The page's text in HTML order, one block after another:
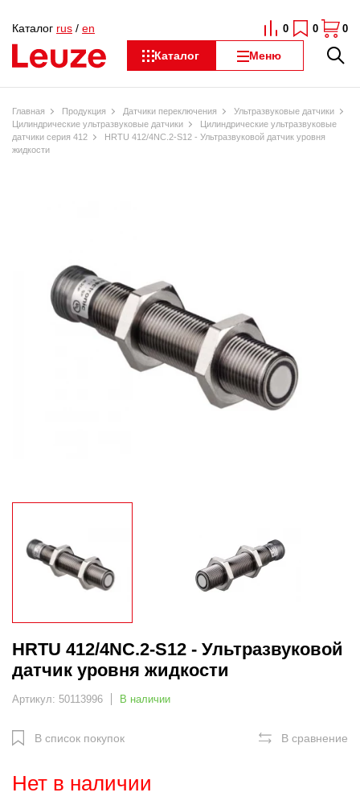
Каталог Меню
Каталог rus / en 0 0 0
Главная Продукция Датчики переключения
Ультразвуковые датчики
Цилиндрические ультразвуковые датчики
Цилиндрические ультразвуковые
датчики серия 412
HRTU 412/4NC.2-S12 - Ультразвуковой датчик уровня
жидкости
HRTU 412/4NC.2-S12 - Ультразвуковой
датчик уровня жидкости
Артикул: 50113996 В наличии
В список покупок В сравнение
Нет в наличии